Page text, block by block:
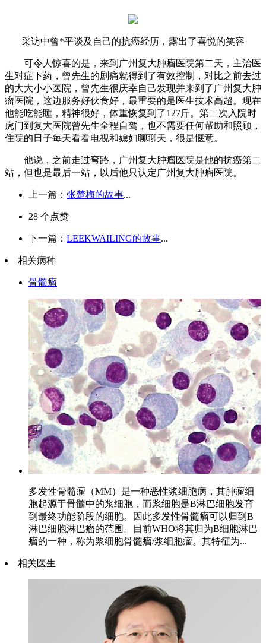
采访中曾*平谈及自己的抗癌经历，露出了喜悦的笑容
可令人惊喜的是，来到广州复大肿瘤医院第二天，主治医
生对症下药，曾先生的剧痛就得到了有效控制，对比之前去过
的大大小小医院，曾先生很庆幸自己发现并来到了广州复大肿
瘤医院，这边服务好伙食好，最重要的是医生技术高超。现在
他能吃能睡，精神很好，体重恢复到了127斤。第二次入院时
虎门到复大医院曾先生全程自驾，也不需要任何帮助和照顾，
住院的日子每天看看电视和媳妇聊聊天，很是惬意。
他说，之前走过弯路，广州复大肿瘤医院是他的抗癌第二
站，但也是最后一站，以后他只认定广州复大肿瘤医院。
上一篇： 张楚梅的故事...
28 个点赞
下一篇： LEEKWAILING的故事...
相关病种
骨髓瘤
多发性骨髓瘤（MM）是一种恶性浆细胞病，其肿瘤细
胞起源于骨髓中的浆细胞，而浆细胞是B淋巴细胞发育
到最终功能阶段的细胞。因此多发性骨髓瘤可以归到B
淋巴细胞淋巴瘤的范围。目前WHO将其归为B细胞淋巴
瘤的一种，称为浆细胞骨髓瘤/浆细胞瘤。其特征为...
相关医生